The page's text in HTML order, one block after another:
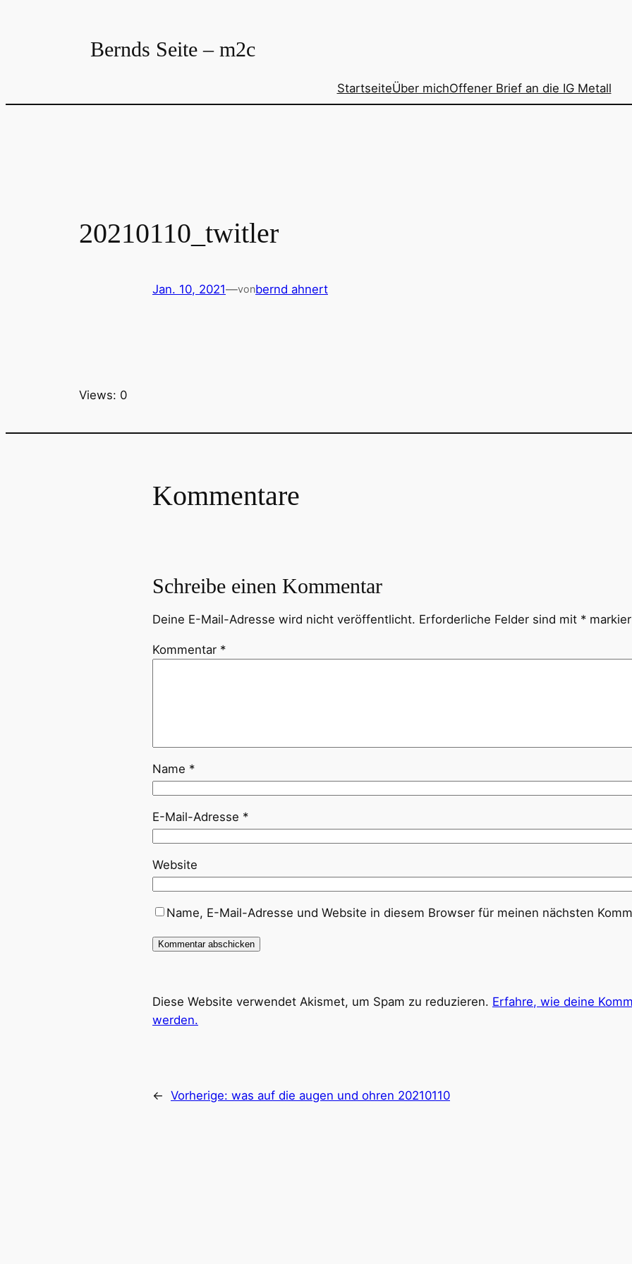
Bernds Seite – m2c
StartseiteÜber michOffener Brief an die IG Metall
20210110_twitler
Jan. 10, 2021—vonbernd ahnert
Views: 0
Kommentare
Schreibe einen Kommentar
Deine E-Mail-Adresse wird nicht veröffentlicht. Erforderliche Felder sind mit *
Kommentar *
Name *
E-Mail-Adresse *
Website
Name, E-Mail-Adresse und Website in diesem Browser für meinen nächsten
Diese Website verwendet Akismet, um Spam zu reduzieren. Erfahre, wie deine
werden.
← Vorherige: was auf die augen und ohren 20210110